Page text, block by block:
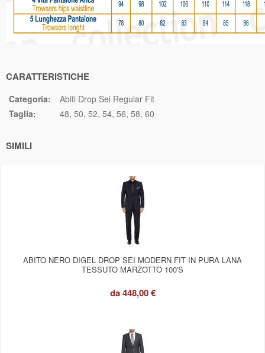
CARATTERISTICHE
Categoria:
Abiti Drop Sei Regular Fit
Taglia:
48 50 52 54 56 58 60
SIMILI
ABITO NERO DIGEL DROP SEI MODERN FIT IN PURA LANA
TESSUTO MARZOTTO 100'S
da448,00 €